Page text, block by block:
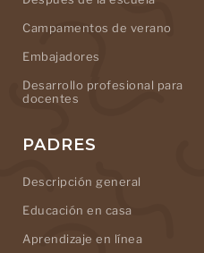
Campamentos de verano
Embajadores
Desarrollo profesional para
docentes
PADRES
Descripción general
Educación en casa
Aprendizaje en línea